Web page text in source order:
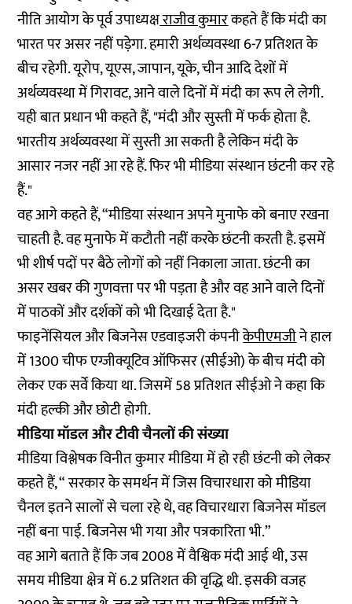
नीति आयोग के पूर्व उपाध्यक्षराजीव कुमारकहते हैं कि मंदी का
भारत पर असर नहीं पड़ेगा. हमारी अर्थव्यवस्था 6-7 प्रतिशत के
बीच रहेगी. यूरोप, यूएस, जापान, यूके, चीन आदि देशों में
अर्थव्यवस्था में गिरावट, आने वाले दिनों में मंदी का रूप ले लेगी.
यही बात प्रधान भी कहते हैं, "मंदी और सुस्ती में फर्क होता है.
भारतीय अर्थव्यवस्था में सुस्ती आ सकती है लेकिन मंदी के
आसार नजर नहीं आ रहे हैं. फिर भी मीडिया संस्थान छंटनी कर रहे
हैं."
वह आगे कहते हैं, “मीडिया संस्थान अपने मुनाफे को बनाए रखना
चाहती है. वह मुनाफे में कटौती नहीं करके छंटनी करती है. इसमें
भी शीर्ष पदों पर बैठे लोगों को नहीं निकाला जाता. छंटनी का
असर खबर की गुणवत्ता पर भी पड़ता है और वह आने वाले दिनों
में पाठकों और दर्शकों को भी दिखाई देता है."
फाइनेंसियल और बिजनेस एडवाइजरी कंपनीकेपीएमजीने हाल
में 1300 चीफ एग्जीक्यूटिव ऑफिसर (सीईओ) के बीच मंदी को
लेकर एक सर्वे किया था. जिसमें 58 प्रतिशत सीईओ ने कहा कि
मंदी हल्की और छोटी होगी.
मीडिया मॉडल और टीवी चैनलों की संख्या
मीडिया विश्लेषक विनीत कुमार मीडिया में हो रही छंटनी को लेकर
कहते हैं, “ सरकार के समर्थन में जिस विचारधारा को मीडिया
चैनल इतने सालों से चला रहे थे, वह विचारधारा बिजनेस मॉडल
नहीं बना पाई. बिजनेस भी गया और पत्रकारिता भी.”
वह आगे बताते हैं कि जब 2008 में वैश्विक मंदी आई थी, उस
समय मीडिया क्षेत्र में 6.2 प्रतिशत की वृद्धि थी. इसकी वजह